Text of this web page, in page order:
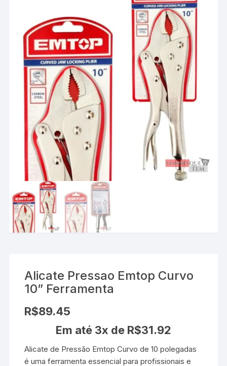
Alicate Pressao Emtop Curvo
10” Ferramenta
R$89.45
Em até 3x de R$31.92
Alicate de Pressão Emtop Curvo de 10 polegadas
é uma ferramenta essencial para profissionais e